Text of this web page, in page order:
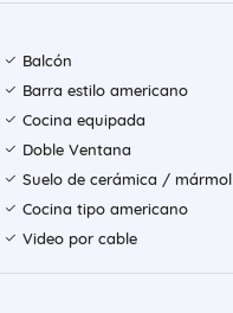
Balcón
Barra estilo americano
Cocina equipada
Doble Ventana
Suelo de cerámica / mármol
Cocina tipo americano
Video por cable